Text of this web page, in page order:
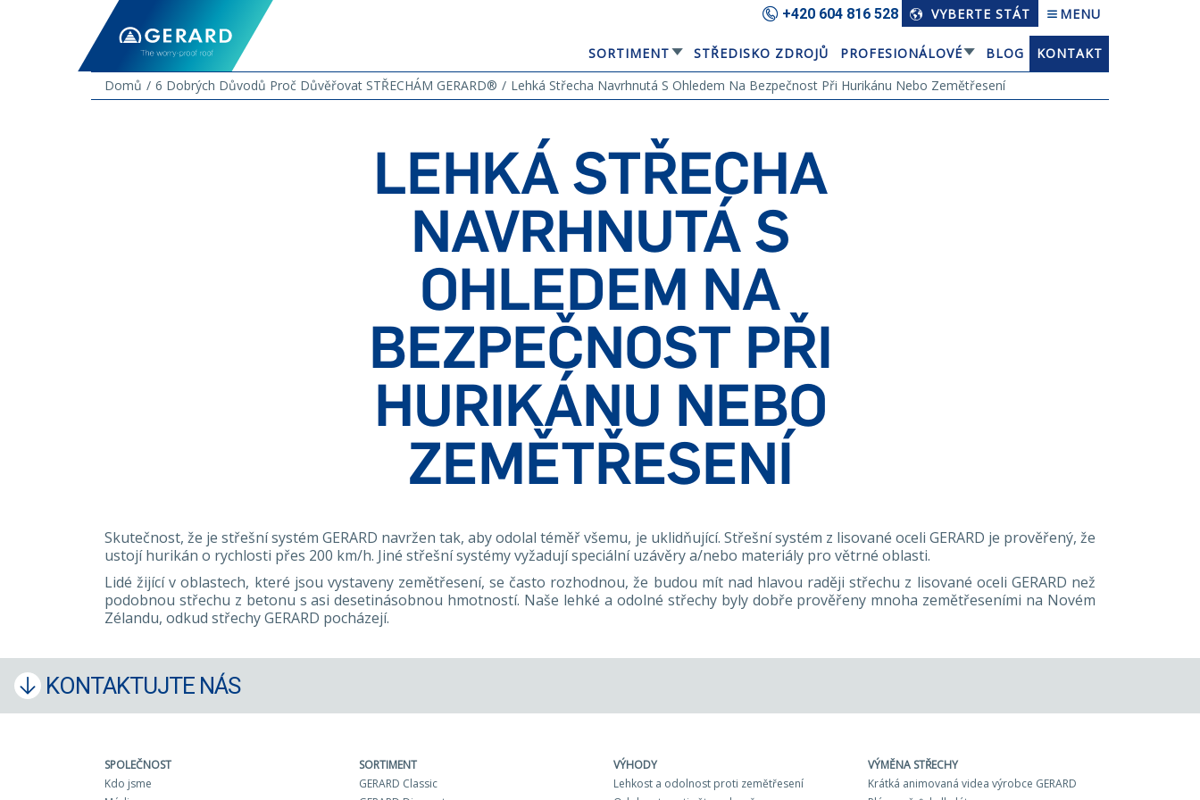
+420 604 816 528 VYBERTE STÁT MENU
SORTIMENT STŘEDISKO ZDROJŮ PROFESIONÁLOVÉ BLOG
KONTAKT
Domů
6 Dobrých Důvodů Proč Důvěřovat STŘECHÁM GERARD® Lehká Střecha Navrhnutá S Ohledem Na Bezpečnost Při Hurikánu Nebo Zemětřesení
LEHKÁ STŘECHA
NAVRHNUTÁ S
OHLEDEM NA
BEZPEČNOST PŘI
HURIKÁNU NEBO
ZEMĚTŘESENÍ
Skutečnost, že je střešní systém GERARD navržen tak, aby odolal téměř všemu, je uklidňující. Střešní systém z lisované oceli GERARD je prověřený, že
ustojí hurikán o rychlosti přes 200 km/h. Jiné střešní systémy vyžadují speciální uzávěry a/nebo materiály pro větrné oblasti.
Lidé žijící v oblastech, které jsou vystaveny zemětřesení, se často rozhodnou, že budou mít nad hlavou raději střechu z lisované oceli GERARD než
podobnou střechu z betonu s asi desetinásobnou hmotností. Naše lehké a odolné střechy byly dobře prověřeny mnoha zemětřeseními na Novém
Zélandu, odkud střechy GERARD pocházejí.
KONTAKTUJTE NÁS
SPOLEČNOST
Kdo jsme
SORTIMENT
GERARD Classic
VÝHODY
Lehkost a odolnost proti zemětřesení
VÝMĚNA STŘECHY
Krátká animovaná videa výrobce GERARD